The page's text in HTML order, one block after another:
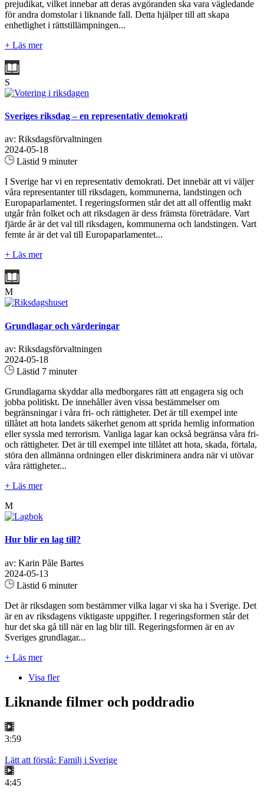
prejudikat, vilket innebar att deras avgöranden ska vara vägledande
för andra domstolar i liknande fall. Detta hjälper till att skapa
enhetlighet i rättstillämpningen...
+ Läs mer
S
Sveriges riksdag – en representativ demokrati
av: Riksdagsförvaltningen
2024-05-18
Lästid 9 minuter
I Sverige har vi en representativ demokrati. Det innebär att vi väljer
våra representanter till riksdagen, kommunerna, landstingen och
Europaparlamentet. I regeringsformen står det att all offentlig makt
utgår från folket och att riksdagen är dess främsta företrädare. Vart
fjärde år är det val till riksdagen, kommunerna och landstingen. Vart
femte år är det val till Europaparlamentet...
+ Läs mer
M
Grundlagar och värderingar
av: Riksdagsförvaltningen
2024-05-18
Lästid 7 minuter
Grundlagarna skyddar alla medborgares rätt att engagera sig och
jobba politiskt. De innehåller även vissa bestämmelser om
begränsningar i våra fri- och rättigheter. Det är till exempel inte
tillåtet att hota landets säkerhet genom att sprida hemlig information
eller syssla med terrorism. Vanliga lagar kan också begränsa våra fri-
och rättigheter. Det är till exempel inte tillåtet att hota, skada, förtala,
störa den allmänna ordningen eller diskriminera andra när vi utövar
våra rättigheter...
+ Läs mer
M
Hur blir en lag till?
av: Karin Påle Bartes
2024-05-13
Lästid 6 minuter
Det är riksdagen som bestämmer vilka lagar vi ska ha i Sverige. Det
är en av riksdagens viktigaste uppgifter. I regeringsformen står det
hur det ska gå till när en lag blir till. Regeringsformen är en av
Sveriges grundlagar...
+ Läs mer
Visa fler
Liknande filmer och poddradio
3:59
Lätt att förstå: Familj i Sverige
4:45